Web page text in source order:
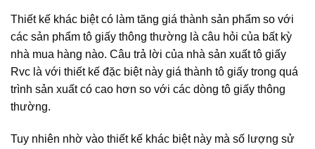
Thiết kế khác biệt có làm tăng giá thành sản phẩm so với
các sản phẩm tô giấy thông thường là câu hỏi của bất kỳ
nhà mua hàng nào. Câu trả lời của nhà sản xuất tô giấy
Rvc là với thiết kế đặc biệt này giá thành tô giấy trong quá
trình sản xuất có cao hơn so với các dòng tô giấy thông
thường.
Tuy nhiên nhờ vào thiết kế khác biệt này mà số lượng sử